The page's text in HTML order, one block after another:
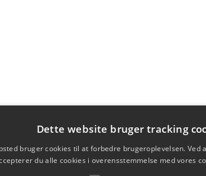
Dette website bruger tracking
bruger cookies til at forbedre brugeroplevelsen. Ved
du alle cookies i overensstemmelse med vores